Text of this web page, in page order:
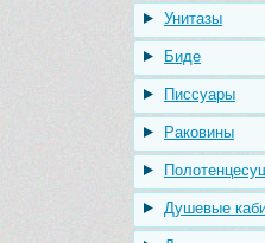
Унитазы
Биде
Писсуары
Раковины
Душевые